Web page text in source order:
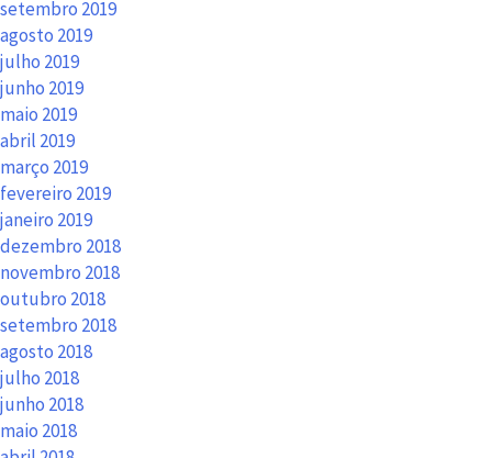
setembro 2019
agosto 2019
julho 2019
junho 2019
maio 2019
abril 2019
março 2019
fevereiro 2019
janeiro 2019
dezembro 2018
novembro 2018
outubro 2018
setembro 2018
agosto 2018
julho 2018
junho 2018
maio 2018